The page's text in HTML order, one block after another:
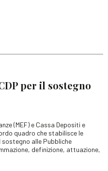
per il sostegno
(MEF) e Cassa Depositi e
quadro che stabilisce le
alle Pubbliche
definizione, attuazione,